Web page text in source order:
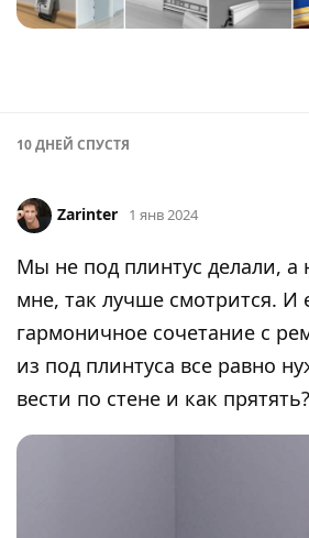
10 ДНЕЙ СПУСТЯ
Zarinter 1 янв 2024
Мы не под плинтус делали, а
мне, так лучше смотрится. И
гармоничное сочетание с
из под плинтуса все равно
вести по стене и как прятять?